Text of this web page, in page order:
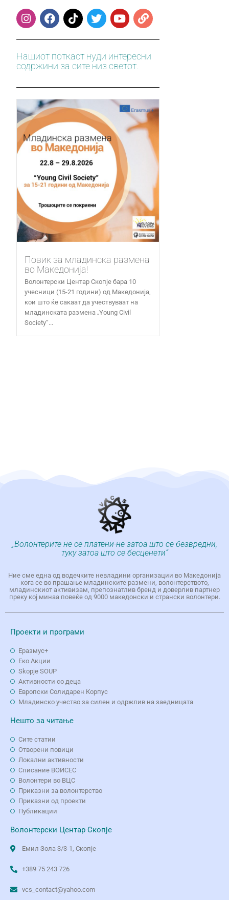
Нашиот поткаст нуди интересни
содржини за сите низ светот.
Повик за младинска размена
во Македонија!
Волонтерски Центар Скопје бара 10
учесници (15-21 години) од Македонија,
кои што ќе сакаат да учествуваат на
младинската размена „Young Civil
Society“...
„Волонтерите не се платени-не затоа што се безвредни,
туку затоа што се бесценети“
Ние сме една од водечките невладини организации во Македонија
кога се во прашање младинските размени, волонтерството,
младинскиот активизам, препознатлив бренд и доверлив партнер
преку кој минаа повеќе од 9000 македонски и странски волонтери.
Проекти и програми
Еразмус+
Еко Aкции
Skopje SOUP
Активности со деца
Европски Солидарен Корпус
Младинско учество за силен и одржлив на заедницата
Нешто за читање
Сите статии
Отворени повици
Локални активности
Списание ВОИСЕС
Волонтери во ВЦС
Приказни за волонтерство
Приказни од проекти
Публикации
Волонтерски Центар Скопје
Емил Зола 3/3-1, Скопје
+389 75 243 726
vcs_contact@yahoo.com